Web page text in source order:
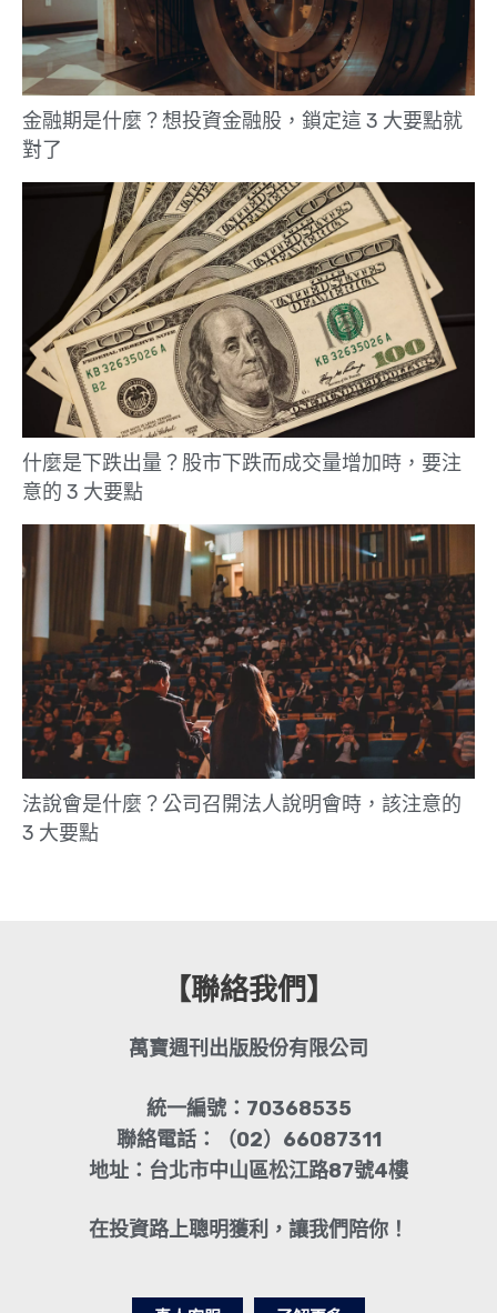
金融期是什麼？想投資金融股，鎖定這 3 大要點就
對了
什麼是下跌出量？股市下跌而成交量增加時，要注
意的 3 大要點
法說會是什麼？公司召開法人說明會時，該注意的
3 大要點
【聯絡我們】
萬寶週刊出版股份有限公司
統一編號：70368535
聯絡電話：（02）66087311
地址：台北市中山區松江路87號4樓
在投資路上聰明獲利，讓我們陪你！